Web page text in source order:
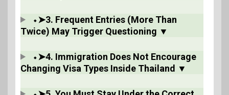
⬩➤3. Frequent Entries (More Than
Twice) May Trigger Questioning ▼
⬩➤4. Immigration Does Not Encourage
Changing Visa Types Inside Thailand ▼